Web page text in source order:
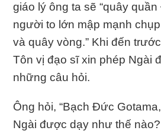
giáo lý ông ta sẽ “quây
người to lớn mập mạnh
và quây vòng.” Khi đến
Tôn vị đạo sĩ xin phép Ngài
những câu hỏi.
Ông hỏi, “Bạch Ðức
Ngài được dạy như thế